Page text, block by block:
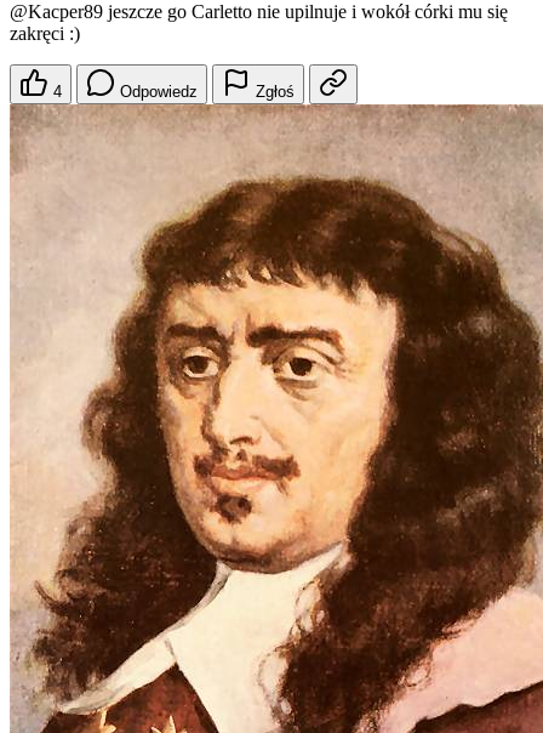
@Kacper89 jeszcze go Carletto nie upilnuje i wokół córki mu się
zakręci :)
4 Odpowiedz Zgłoś